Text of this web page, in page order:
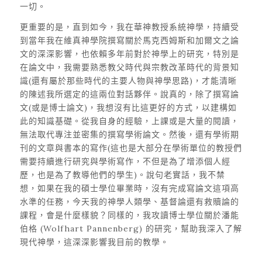
一切。
更重要的是，直到如今，我在華神教授系統神學，持續受
到當年我在維真神學院撰寫關於馬克西姆斯和加爾文之論
文的深深影響，也依賴多年前對於神學上的研究，特別是
在論文中，我需要熟悉教父時代與宗教改革時代的背景知
識(還有屬於那些時代的主要人物與神學思路)，才能清晰
的陳述我所選定的這兩位對話夥伴。說真的，除了撰寫論
文(或是博士論文)，我想沒有比這更好的方式，以建構如
此的知識基礎。從我自身的經驗，上課或是大量的閱讀，
無法取代專注並密集的撰寫學術論文。然後，還有學術期
刊的文章與書本的寫作(這也是大部分在學術單位的教授們
需要持續進行研究與學術寫作，不但是為了增添個人經
歷，也是為了教導他們的學生)。說句老實話，我不禁
想，如果在我的碩士學位畢業時，沒有完成寫論文這項高
水準的任務，今天我的神學人類學、基督論還有救贖論的
課程，會是什麼樣貌？同樣的，我攻讀博士學位關於潘能
伯格 (Wolfhart Pannenberg) 的研究，幫助我深入了解
現代神學，這深深影響我目前的教學。